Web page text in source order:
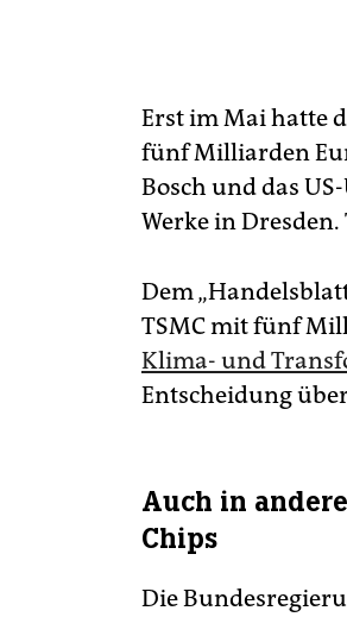
Erst im Mai hatte
fünf Milliarden
Bosch und das
Werke in
Dem
TSMC mit fünf
Klima- und
Entscheidung
Auch in
Chips
Die